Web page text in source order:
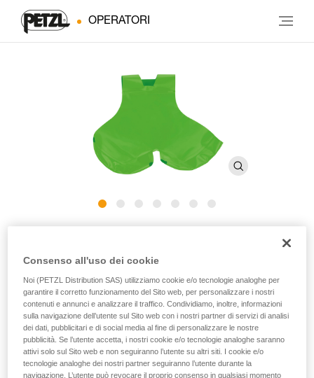
OPERATORI
Protezione antiusura posteriore
CANYON C086CA
Protezione antiusura posteriore per imbracature CANYON
CLUB e CANYON GUIDE
La protezione antiusura posteriore è progettata per le
imbracature CANYON CLUB e CANYON GUIDE. Robusta e
intercambiabile, protegge efficacemente la muta e le
Consenso all'uso dei cookie
Noi (PETZL Distribution SAS) utilizziamo cookie e/o tecnologie analoghe per
garantire il corretto funzionamento del Sito web, per personalizzare i nostri
contenuti e annunci e analizzare il traffico. Condividiamo, inoltre, informazioni
sulla navigazione dell’utente sul Sito web con i nostri partner di servizi di analisi
dei dati, pubblicitari e di social media al fine di personalizzare le nostre
pubblicità. Se l’utente accetta, i nostri cookie e/o tecnologie analoghe saranno
attivi solo sul Sito web e non seguiranno l’utente su altri siti. I cookie e/o
tecnologie analoghe dei nostri partner seguiranno l’utente durante la
navigazione. L’utente può revocare il proprio consenso in qualsiasi momento